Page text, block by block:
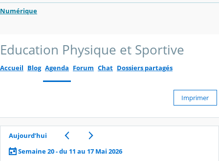
Numérique
Education Physique et Sportive
Accueil Blog Agenda Forum Chat Dossiers partagés
Imprimer
Aujourd’hui
Semaine 20 - du 11 au 17 Mai 2026